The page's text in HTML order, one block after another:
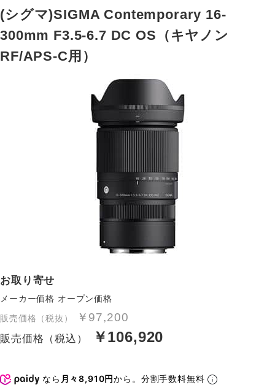
(シグマ)SIGMA Contemporary 16-
300mm F3.5-6.7 DC OS（キヤノン
RF/APS-C用）
お取り寄せ
メーカー価格 オープン価格
販売価格（税抜）
￥97,200
販売価格（税込） ￥106,920
なら 月々8,910円から。分割手数料無料